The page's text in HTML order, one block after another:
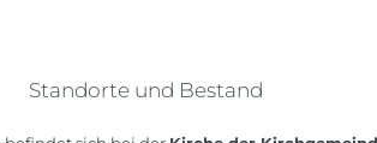
Standorte und Bestand